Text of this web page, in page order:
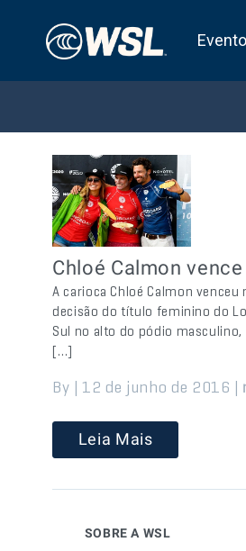
Chloé Calmon
A carioca Chloé Calmon
decisão do título feminino do
Sul no alto do pódio
[…]
By | 12 de junho de 2016 |
Leia Mais
SOBRE A WSL